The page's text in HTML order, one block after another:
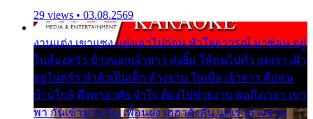
29 views • 03.08.2569
งานแต่ง เขาแซง แย่งเอาไปก่อน หัวใจอาวรณ์ มาซ่อน อยู่
ในห้องครัว ข้างนอกเจ้าสาว ส่งยิ้ม ให้คนไปทั่ว แต่เรา เฝ้า
อยู่ในครัว ทำตัวเป็นเด็ก ล้างจาน ในเมื่อ เจ้าสาว คือคน
บ้านใกล้ พึ่งพาอาศัย จำใจ ต้องไปช่วยงาน พอถึงเวลา เขา
พา กันเข้าพาขวัญ เพื่อนฝูง เฮฮาดังลั่น แต่เราล้างจาน